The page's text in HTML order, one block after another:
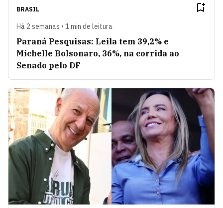
BRASIL
Há 2 semanas • 1 min de leitura
Paraná Pesquisas: Leila tem 39,2% e
Michelle Bolsonaro, 36%, na corrida ao
Senado pelo DF